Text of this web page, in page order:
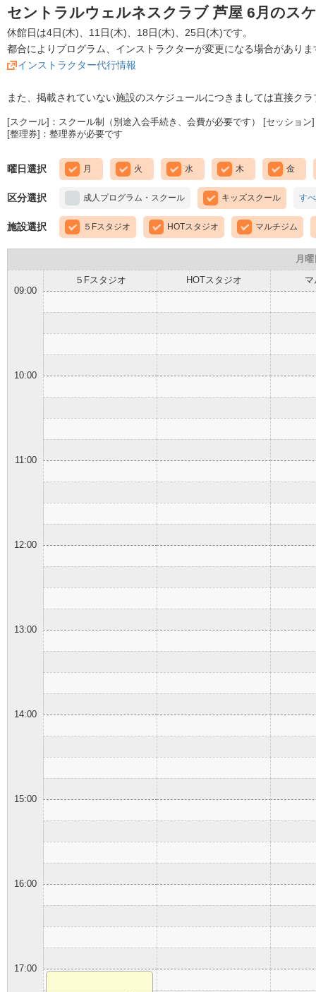
セントラルウェルネスクラブ 芦屋 6月のス
休館日は4日(木)、11日(木)、18日(木)、25日(木)です。
都合によりプログラム、インストラクターが変更になる場合がありま
インストラクター代行情報
また、掲載されていない施設のスケジュールにつきましては直接ク
[スクール]：スクール制（別途入会手続き、会費が必要です） [セッショ
[整理券]：整理券が必要です
曜日選択 月 火 水 木 金
区分選択 成人プログラム・スクール キッズスクール す
施設選択 ５Fスタジオ HOTスタジオ マルチジム
月曜
５Fスタジオ HOTスタジオ
マ
09:00
10:00
11:00
12:00
13:00
14:00
15:00
16:00
17:00